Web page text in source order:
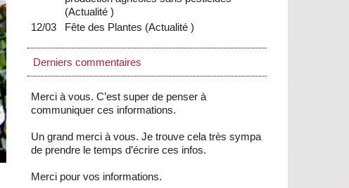
(Actualité)
12/03
Fête des Plantes (Actualité)
Derniers commentaires
Merci à vous. C’est super de penser à
communiquer ces informations.
Un grand merci à vous. Je trouve cela très sympa
de prendre le temps d’écrire ces infos.
Merci pour vos informations.